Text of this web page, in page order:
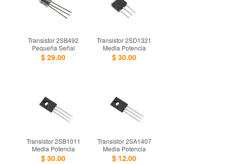
Transistor 2SB492
Pequeña Señal
$ 29.00
Transistor 2SD1321
Media Potencia
$ 30.00
Transistor 2SB1011
Media Potencia
$ 30.00
Transistor 2SA1407
Media Potencia
$ 12.00